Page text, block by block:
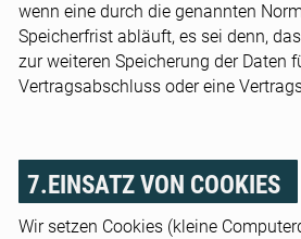
wenn eine durch die genannten
Speicherfrist abläuft, es sei denn,
zur weiteren Speicherung der Daten
Vertragsabschluss oder eine
7.EINSATZ VON COOKIES
Wir setzen Cookies (kleine